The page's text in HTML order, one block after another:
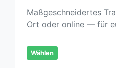
Maßgeschneidertes
Ort oder online — für
Wählen